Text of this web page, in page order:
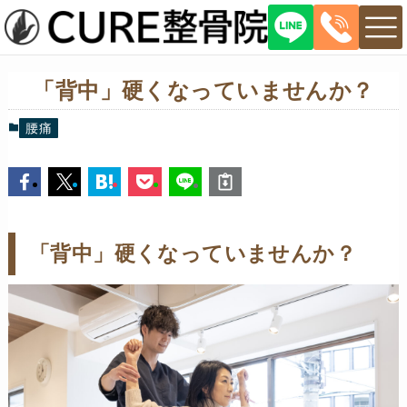
「背中」硬くなっていませんか？
腰痛
「背中」硬くなっていませんか？